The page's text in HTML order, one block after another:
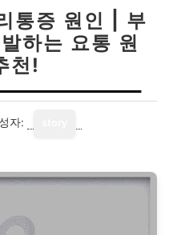
통증 원인 | 부
하는 요통 원
천!
자: